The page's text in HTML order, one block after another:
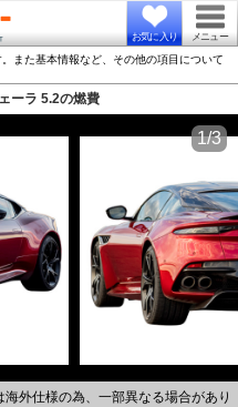
お気に入り メニュー
また基本情報など、その他の項目について
ーラ 5.2の燃費
外仕様の為、一部異なる場合があり
1/3